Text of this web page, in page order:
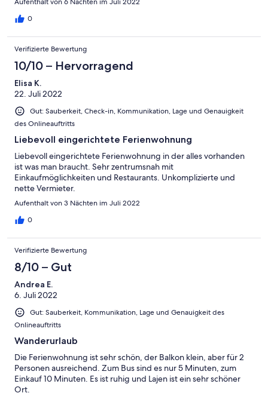
0
Verifizierte Bewertung
10/10 – Hervorragend
Elisa K.
22. Juli 2022
Gut: Sauberkeit, Check-in, Kommunikation, Lage und Genauigkeit
des Onlineauftritts
Liebevoll eingerichtete Ferienwohnung
Liebevoll eingerichtete Ferienwohnung in der alles vorhanden
ist was man braucht. Sehr zentrumsnah mit
Einkaufmöglichkeiten und Restaurants. Unkomplizierte und
nette Vermieter.
Aufenthalt von 3 Nächten im Juli 2022
0
Verifizierte Bewertung
8/10 – Gut
Andrea E.
6. Juli 2022
Gut: Sauberkeit, Kommunikation, Lage und Genauigkeit des
Onlineauftritts
Wanderurlaub
Die Ferienwohnung ist sehr schön, der Balkon klein, aber für 2
Personen ausreichend. Zum Bus sind es nur 5 Minuten, zum
Einkauf 10 Minuten. Es ist ruhig und Lajen ist ein sehr schöner
Ort.